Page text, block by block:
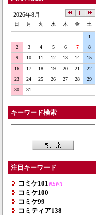
2026年8月
日 月 火 水 木 金 土
1
2
3 4 5 6 7
8
9
10 11 12 13 14
15
16
17 18 19 20 21
22
23
24 25 26 27 28
29
30
31
キーワード検索
注目キーワード
コミケ101 NEW!!
コミケ100
コミケ99
コミティア138